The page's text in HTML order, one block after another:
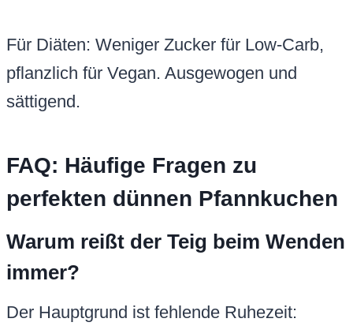
Für Diäten: Weniger Zucker für Low-Carb,
pflanzlich für Vegan. Ausgewogen und
sättigend.
FAQ: Häufige Fragen zu
perfekten dünnen Pfannkuchen
Warum reißt der Teig beim Wenden
immer?
Der Hauptgrund ist fehlende Ruhezeit: